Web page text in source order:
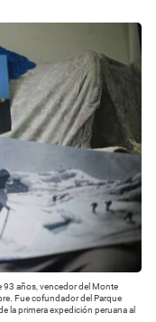
93 años, vencedor del Monte
Fue cofundador del Parque
la primera expedición peruana al